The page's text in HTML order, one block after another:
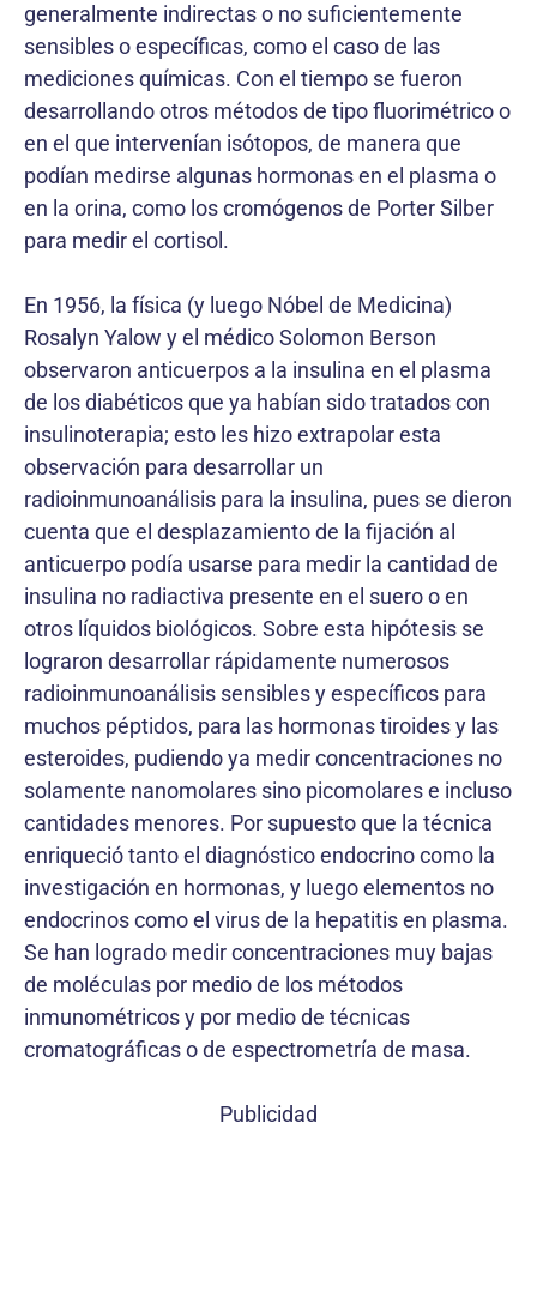
generalmente indirectas o no suficientemente
sensibles o específicas, como el caso de las
mediciones químicas. Con el tiempo se fueron
desarrollando otros métodos de tipo fluorimétrico o
en el que intervenían isótopos, de manera que
podían medirse algunas hormonas en el plasma o
en la orina, como los cromógenos de Porter Silber
para medir el cortisol.
En 1956, la física (y luego Nóbel de Medicina)
Rosalyn Yalow y el médico Solomon Berson
observaron anticuerpos a la insulina en el plasma
de los diabéticos que ya habían sido tratados con
insulinoterapia; esto les hizo extrapolar esta
observación para desarrollar un
radioinmunoanálisis para la insulina, pues se dieron
cuenta que el desplazamiento de la fijación al
anticuerpo podía usarse para medir la cantidad de
insulina no radiactiva presente en el suero o en
otros líquidos biológicos. Sobre esta hipótesis se
lograron desarrollar rápidamente numerosos
radioinmunoanálisis sensibles y específicos para
muchos péptidos, para las hormonas tiroides y las
esteroides, pudiendo ya medir concentraciones no
solamente nanomolares sino picomolares e incluso
cantidades menores. Por supuesto que la técnica
enriqueció tanto el diagnóstico endocrino como la
investigación en hormonas, y luego elementos no
endocrinos como el virus de la hepatitis en plasma.
Se han logrado medir concentraciones muy bajas
de moléculas por medio de los métodos
inmunométricos y por medio de técnicas
cromatográficas o de espectrometría de masa.
Publicidad